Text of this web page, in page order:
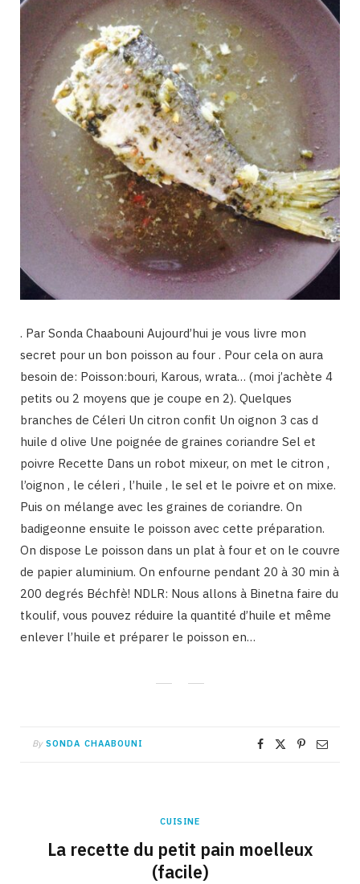
. Par Sonda Chaabouni Aujourd’hui je vous livre mon
secret pour un bon poisson au four . Pour cela on aura
besoin de: Poisson:bouri, Karous, wrata… (moi j’achète 4
petits ou 2 moyens que je coupe en 2). Quelques
branches de Céleri Un citron confit Un oignon 3 cas d
huile d olive Une poignée de graines coriandre Sel et
poivre Recette Dans un robot mixeur, on met le citron ,
l’oignon , le céleri , l’huile , le sel et le poivre et on mixe.
Puis on mélange avec les graines de coriandre. On
badigeonne ensuite le poisson avec cette préparation.
On dispose Le poisson dans un plat à four et on le couvre
de papier aluminium. On enfourne pendant 20 à 30 min à
200 degrés Béchfè! NDLR: Nous allons à Binetna faire du
tkoulif, vous pouvez réduire la quantité d’huile et même
enlever l’huile et préparer le poisson en…
By SONDA CHAABOUNI
CUISINE
La recette du petit pain moelleux
(facile)